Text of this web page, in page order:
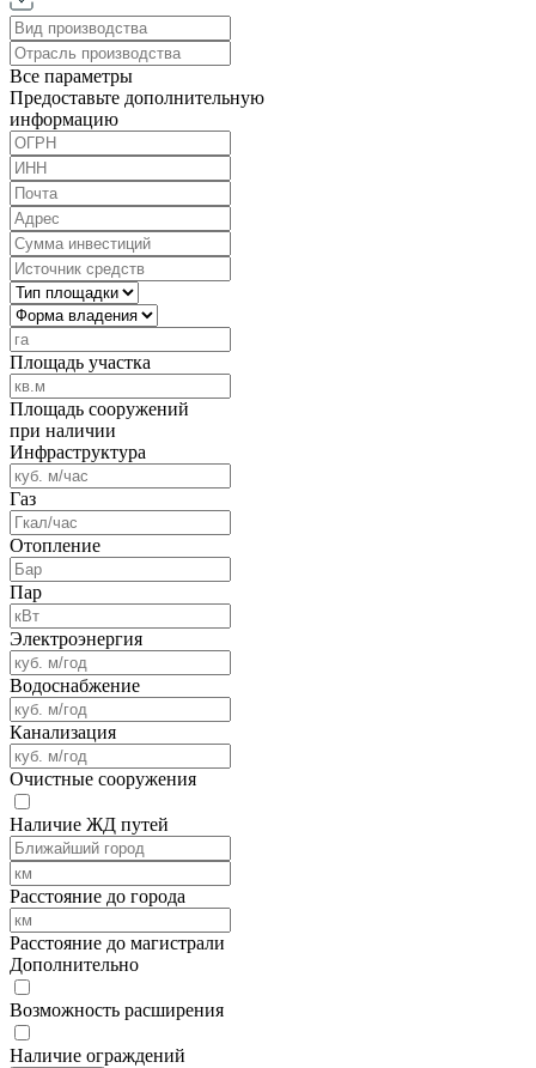
Все параметры
Предоставьте дополнительную
информацию
Площадь участка
Площадь сооружений
при наличии
Инфраструктура
Газ
Отопление
Пар
Электроэнергия
Водоснабжение
Канализация
Очистные сооружения
Наличие ЖД путей
Расстояние до города
Расстояние до магистрали
Дополнительно
Возможность расширения
Наличие ограждений